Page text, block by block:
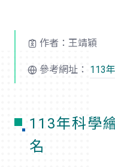
作者：王靖穎
參考網址： 113
113年科學
名